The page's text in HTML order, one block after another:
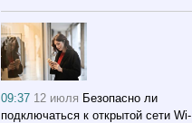
09:37 12 июля Безопасно ли
подключаться к открытой сети Wi-